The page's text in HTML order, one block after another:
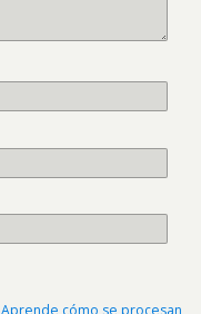
Aprende cómo se procesan